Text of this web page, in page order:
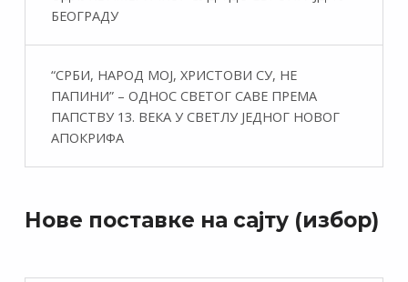
БЕОГРАДУ
“СРБИ, НАРОД МОЈ, ХРИСТОВИ СУ, НЕ
ПАПИНИ” – ОДНОС СВЕТОГ САВЕ ПРЕМА
ПАПСТВУ 13. ВЕКА У СВЕТЛУ ЈЕДНОГ НОВОГ
АПОКРИФА
Нове поставке на сајту (избор)